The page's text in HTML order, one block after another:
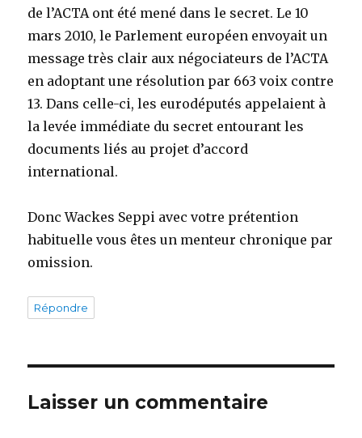
de l’ACTA ont été mené dans le secret. Le 10
mars 2010, le Parlement européen envoyait un
message très clair aux négociateurs de l’ACTA
en adoptant une résolution par 663 voix contre
13. Dans celle-ci, les eurodéputés appelaient à
la levée immédiate du secret entourant les
documents liés au projet d’accord
international.
Donc Wackes Seppi avec votre prétention
habituelle vous êtes un menteur chronique par
omission.
Répondre
Laisser un commentaire